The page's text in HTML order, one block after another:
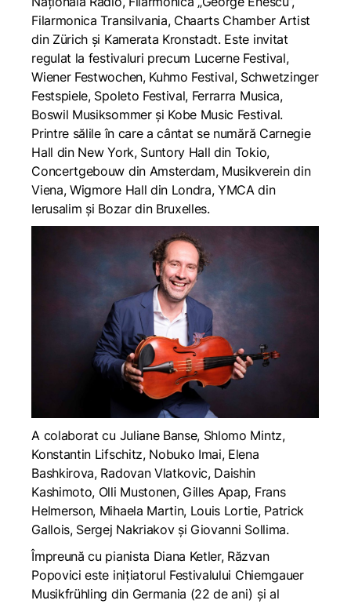
Filarmonica Transilvania, Chaarts Chamber Artist
din Zürich și Kamerata Kronstadt. Este invitat
regulat la festivaluri precum Lucerne Festival,
Wiener Festwochen, Kuhmo Festival, Schwetzinger
Festspiele, Spoleto Festival, Ferrarra Musica,
Boswil Musiksommer și Kobe Music Festival.
Printre sălile în care a cântat se numără Carnegie
Hall din New York, Suntory Hall din Tokio,
Concertgebouw din Amsterdam, Musikverein din
Viena, Wigmore Hall din Londra, YMCA din
Ierusalim și Bozar din Bruxelles.
A colaborat cu Juliane Banse, Shlomo Mintz,
Konstantin Lifschitz, Nobuko Imai, Elena
Bashkirova, Radovan Vlatkovic, Daishin
Kashimoto, Olli Mustonen, Gilles Apap, Frans
Helmerson, Mihaela Martin, Louis Lortie, Patrick
Gallois, Sergej Nakriakov şi Giovanni Sollima.
Împreună cu pianista Diana Ketler, Răzvan
Popovici este iniţiatorul Festivalului Chiemgauer
Musikfrühling din Germania (22 de ani) şi al